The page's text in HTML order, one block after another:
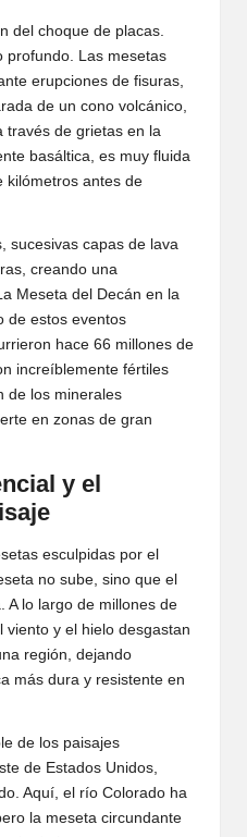
del choque de placas.
profundo. Las mesetas
erupciones de fisuras,
de un cono volcánico,
través de grietas en la
basáltica, es muy fluida
kilómetros antes de
sucesivas capas de lava
creando una
Meseta del Decán en la
de estos eventos
hace 66 millones de
increíblemente fértiles
de los minerales
en zonas de gran
y el
esculpidas por el
no sube, sino que el
A lo largo de millones de
y el hielo desgastan
región, dejando
más dura y resistente en
de los paisajes
de Estados Unidos,
Aquí, el río Colorado ha
la meseta circundante